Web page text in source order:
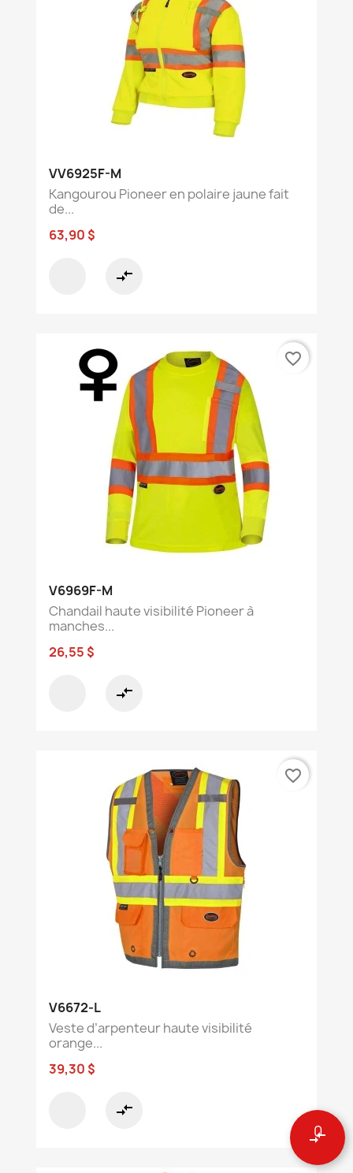
0
compare_arrows
VV6925F-M
Kangourou Pioneer en polaire jaune fait
de...
63,90 $
compare_arrows
V6969F-M
Chandail haute visibilité Pioneer à
manches...
26,55 $
compare_arrows
favorite_border
V6672-L
Veste d’arpenteur haute visibilité
orange...
39,30 $
compare_arrows
favorite_border